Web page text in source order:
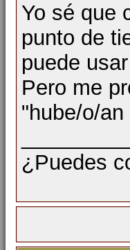
Yo sé que
punto de
puede
Pero me
"hube/o/
¿Puedes